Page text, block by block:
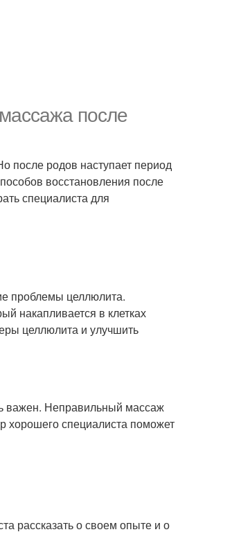
после
после родов наступает период
восстановления после
специалиста для
проблемы целлюлита.
накапливается в клетках
целлюлита и улучшить
важен. Неправильный массаж
специалиста поможет
рассказать о своем опыте и о